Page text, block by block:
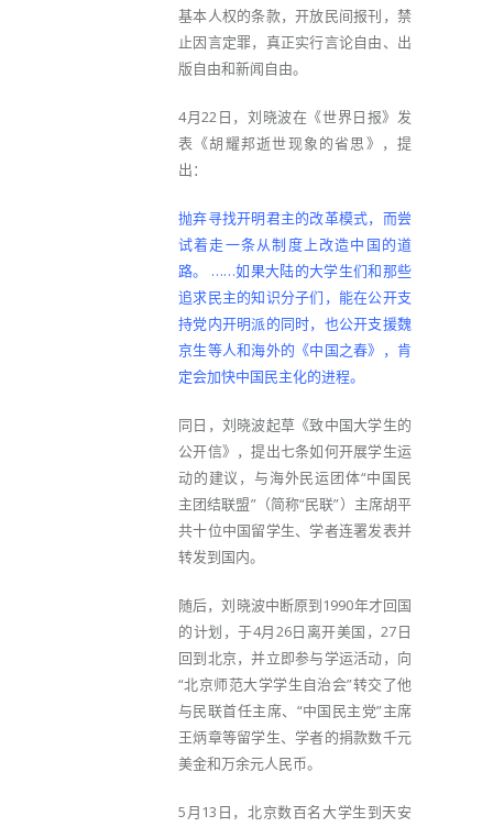
基本人权的条款，开放民间报刊，禁
止因言定罪，真正实行言论自由、出
版自由和新闻自由。
4月22日，刘晓波在《世界日报》发
表《胡耀邦逝世现象的省思》，提
出：
抛弃寻找开明君主的改革模式，而尝
试着走一条从制度上改造中国的道
路。 ……如果大陆的大学生们和那些
追求民主的知识分子们，能在公开支
持党内开明派的同时，也公开支援魏
京生等人和海外的《中国之春》，肯
定会加快中国民主化的进程。
同日，刘晓波起草《致中国大学生的
公开信》，提出七条如何开展学生运
动的建议，与海外民运团体“中国民
主团结联盟”（简称“民联”）主席胡平
共十位中国留学生、学者连署发表并
转发到国内。
随后，刘晓波中断原到1990年才回国
的计划，于4月26日离开美国，27日
回到北京，并立即参与学运活动，向
“北京师范大学学生自治会”转交了他
与民联首任主席、“中国民主党”主席
王炳章等留学生、学者的捐款数千元
美金和万余元人民币。
5月13日，北京数百名大学生到天安